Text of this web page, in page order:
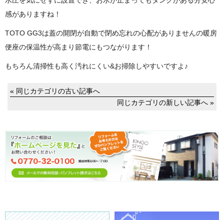
感がありますね！
TOTO GG3は蓋の開閉が自動で閉め忘れの心配がありませんの暖房
便座の保温性が高まり節電にもつながります！
もちろん清掃性も高く汚れにくい&お掃除しやすいですよ♪
« 同じカテゴリの古い記事へ
同じカテゴリの新しい記事へ »